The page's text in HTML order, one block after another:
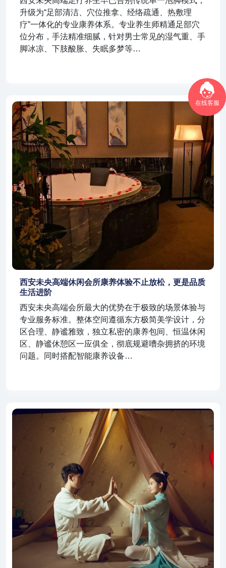
在线客服
升级为“足部清洁、穴位推拿、经络疏通、热敷理
疗”一体化的专业康养体系。专业养生师精通足部穴
位分布，手法精准细腻，针对男士常见的湿气重、手
脚冰凉、下肢酸胀、失眠多梦等…
西安未央高端休闲会所康养体验不止放松，更是品质
生活进阶
西安未央高端会所最大的优势在于极致的场景体验与
专业服务标准。整体空间遵循东方极简美学设计，分
区合理、静谧雅致，独立私密的康养包间、恒温休闲
区、静谧休憩区一应俱全，彻底规避嘈杂拥挤的环境
问题。同时搭配智能康养设备…